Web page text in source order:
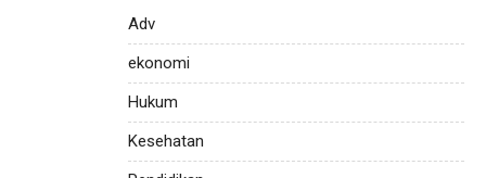
Adv
ekonomi
Hukum
Kesehatan